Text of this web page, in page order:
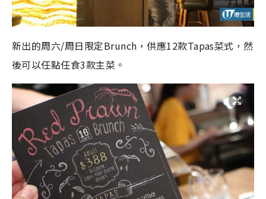
新出的周六/周日限定Brunch，供應12款Tapas菜式，然
後可以任點任食3款主菜。